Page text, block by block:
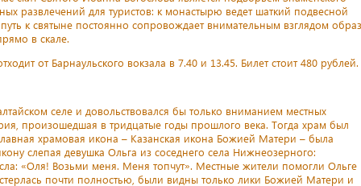
развлечений для туристов: к монастырю ведет шаткий подвесной
к святыне постоянно сопровождает внимательным взглядом образ
в скале.
от Барнаульского вокзала в 7.40 и 13.45. Билет стоит 480 рублей.
селе и довольствовался бы только вниманием местных
произошедшая в тридцатые годы прошлого века. Тогда храм был
храмовая икона – Казанская икона Божией Матери – была
слепая девушка Ольга из соседнего села Нижнеозерного:
«Оля! Возьми меня. Меня топчут». Местные жители помогли Ольге
почти полностью, были видны только лики Божией Матери и